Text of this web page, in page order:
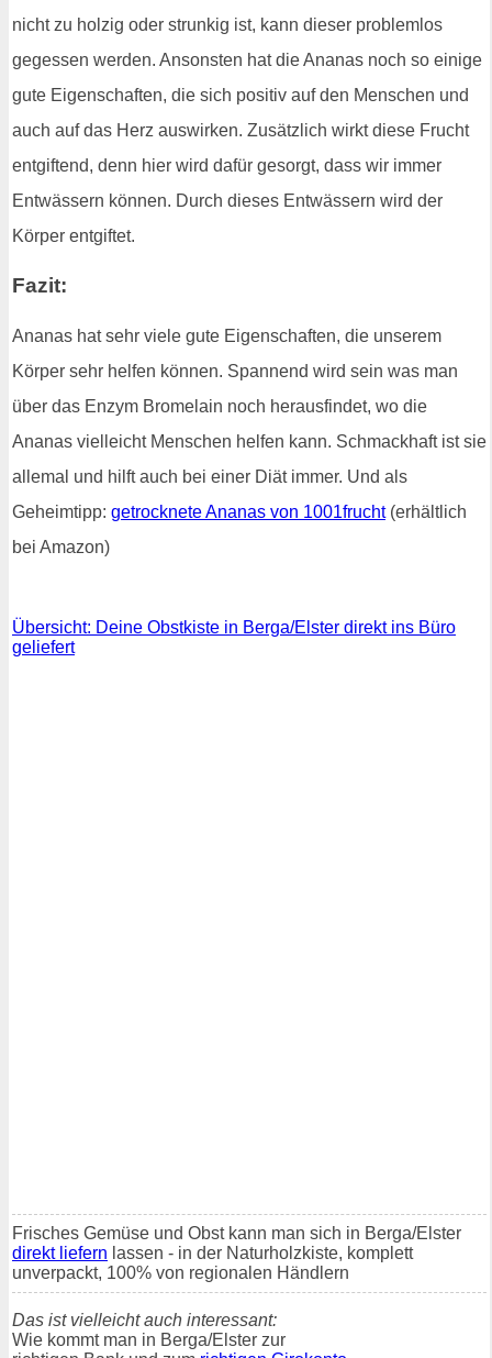
nicht zu holzig oder strunkig ist, kann dieser problemlos
gegessen werden. Ansonsten hat die Ananas noch so einige
gute Eigenschaften, die sich positiv auf den Menschen und
auch auf das Herz auswirken. Zusätzlich wirkt diese Frucht
entgiftend, denn hier wird dafür gesorgt, dass wir immer
Entwässern können. Durch dieses Entwässern wird der
Körper entgiftet.
Fazit:
Ananas hat sehr viele gute Eigenschaften, die unserem
Körper sehr helfen können. Spannend wird sein was man
über das Enzym Bromelain noch herausfindet, wo die
Ananas vielleicht Menschen helfen kann. Schmackhaft ist sie
allemal und hilft auch bei einer Diät immer. Und als
Geheimtipp: getrocknete Ananas von 1001frucht(erhältlich
bei Amazon)
Übersicht: Deine Obstkiste in Berga/Elster direkt ins Büro
geliefert
Frisches Gemüse und Obst kann man sich in Berga/Elster
direkt liefern lassen - in der Naturholzkiste, komplett
unverpackt, 100% von regionalen Händlern
Das ist vielleicht auch interessant:
Wie kommt man in Berga/Elster zur